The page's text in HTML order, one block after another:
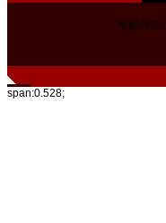
掲載内容
span:0.528;